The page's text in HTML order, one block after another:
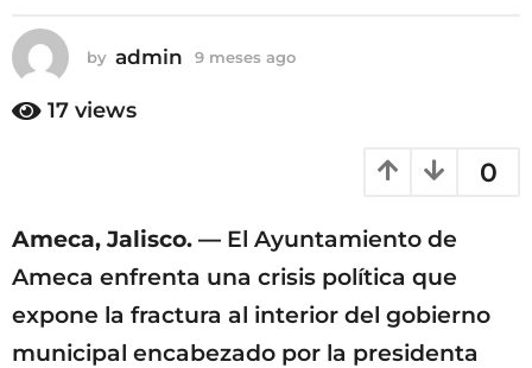
a
g
o
by admin 9 meses ago
o
17 views
0
Ameca, Jalisco. — El Ayuntamiento de
Ameca enfrenta una crisis política que
expone la fractura al interior del gobierno
municipal encabezado por la presidenta